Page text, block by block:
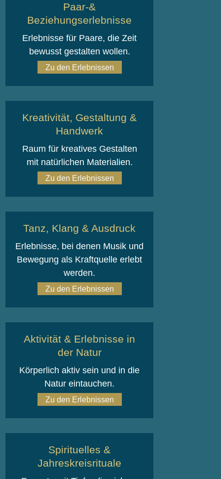
Paar-&
Beziehungserlebnisse
Erlebnisse für Paare, die Zeit
bewusst gestalten wollen.
Zu den Erlebnissen
Kreativität, Gestaltung &
Handwerk
Raum für kreatives Gestalten
mit natürlichen Materialien.
Zu den Erlebnissen
Tanz, Klang & Ausdruck
Erlebnisse, bei denen Musik und
Bewegung als Kraftquelle erlebt
werden.
Zu den Erlebnissen
Aktivität & Erlebnisse in
der Natur
Körperlich aktiv sein und in die
Natur eintauchen.
Zu den Erlebnissen
Spirituelles &
Jahreskreisrituale